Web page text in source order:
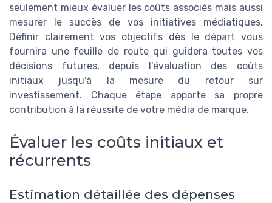
seulement mieux évaluer les coûts associés mais aussi
mesurer le succès de vos initiatives médiatiques.
Définir clairement vos objectifs dès le départ vous
fournira une feuille de route qui guidera toutes vos
décisions futures, depuis l'évaluation des coûts
initiaux jusqu'à la mesure du retour sur
investissement. Chaque étape apporte sa propre
contribution à la réussite de votre média de marque.
Évaluer les coûts initiaux et
récurrents
Estimation détaillée des dépenses